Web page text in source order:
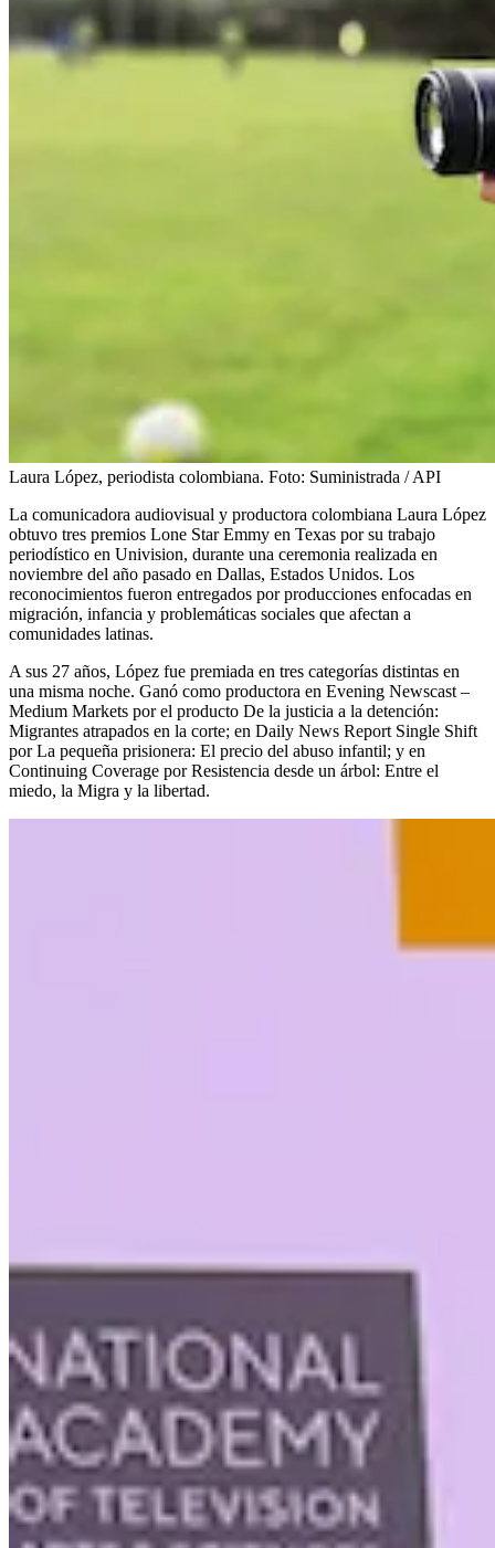
Laura López, periodista colombiana. Foto: Suministrada / API
La comunicadora audiovisual y productora colombiana Laura López
obtuvo tres premios Lone Star Emmy en Texas por su trabajo
periodístico en Univision, durante una ceremonia realizada en
noviembre del año pasado en Dallas, Estados Unidos. Los
reconocimientos fueron entregados por producciones enfocadas en
migración, infancia y problemáticas sociales que afectan a
comunidades latinas.
A sus 27 años, López fue premiada en tres categorías distintas en
una misma noche. Ganó como productora en Evening Newscast –
Medium Markets por el producto De la justicia a la detención:
Migrantes atrapados en la corte; en Daily News Report Single Shift
por La pequeña prisionera: El precio del abuso infantil; y en
Continuing Coverage por Resistencia desde un árbol: Entre el
miedo, la Migra y la libertad.